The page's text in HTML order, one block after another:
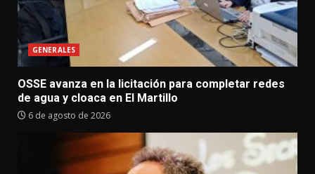
GENERALES
OSSE avanza en la licitación para completar redes
de agua y cloaca en El Martillo
6 de agosto de 2026